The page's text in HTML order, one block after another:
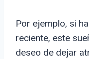
Por ejemplo, si
reciente, este
deseo de dejar